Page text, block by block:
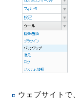
ウェブサイトで、